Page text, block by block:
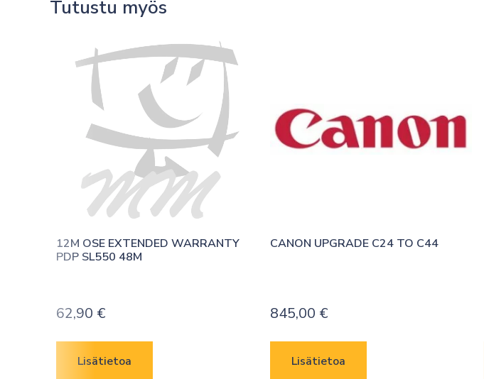
Tutustu myös
12M OSE EXTENDED WARRANTY
PDP SL550 48M
62,90 €
Lisätietoa
CANON UPGRADE C24 TO C44
845,00 €
Lisätietoa